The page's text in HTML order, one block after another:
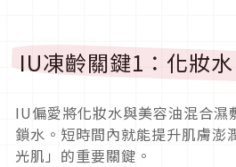
IU凍齡關鍵1：化妝
IU偏愛將化妝水與美容油混合濕
鎖水。短時間內就能提升肌膚澎
光肌」的重要關鍵。